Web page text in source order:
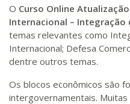
O Curso Online
Internacional – Integração
temas relevantes como
Internacional; Defesa
dentre outros temas.
Os blocos econômicos são
intergovernamentais.